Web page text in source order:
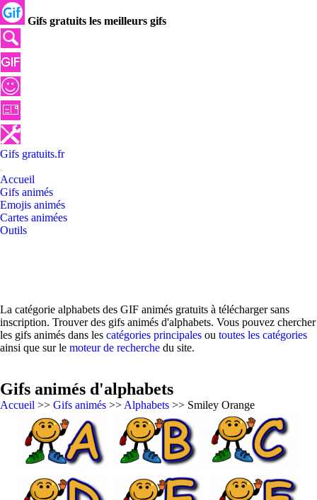
Gifs gratuits les meilleurs gifs
Gifs gratuits.fr
Accueil
Gifs animés
Emojis animés
Cartes animées
Outils
La catégorie alphabets des GIF animés gratuits à télécharger sans
inscription. Trouver des gifs animés d'alphabets. Vous pouvez chercher
les gifs animés dans les catégories principales ou toutes les catégories
ainsi que sur le moteur de recherche du site.
Gifs animés d'alphabets
Accueil >> Gifs animés >> Alphabets >> Smiley Orange